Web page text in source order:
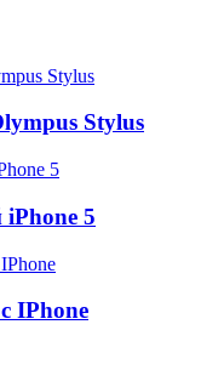
Stylus
5
IPhone